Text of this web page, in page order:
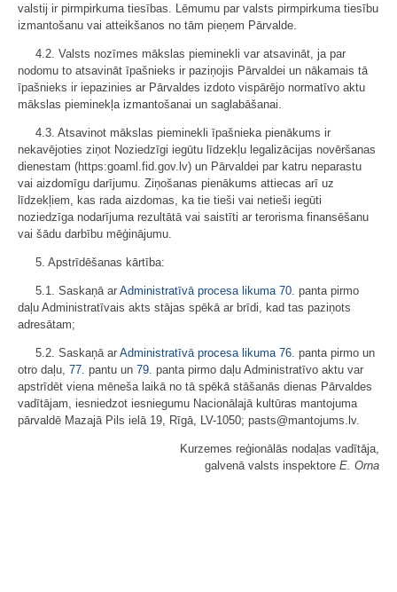
valstij ir pirmpirkuma tiesības. Lēmumu par valsts pirmpirkuma tiesību
izmantošanu vai atteikšanos no tām pieņem Pārvalde.
4.2. Valsts nozīmes mākslas pieminekli var atsavināt, ja par
nodomu to atsavināt īpašnieks ir paziņojis Pārvaldei un nākamais tā
īpašnieks ir iepazinies ar Pārvaldes izdoto vispārējo normatīvo aktu
mākslas pieminekļa izmantošanai un saglabāšanai.
4.3. Atsavinot mākslas pieminekli īpašnieka pienākums ir
nekavējoties ziņot Noziedzīgi iegūtu līdzekļu legalizācijas novēršanas
dienestam (https:goaml.fid.gov.lv) un Pārvaldei par katru neparastu
vai aizdomīgu darījumu. Ziņošanas pienākums attiecas arī uz
līdzekļiem, kas rada aizdomas, ka tie tieši vai netieši iegūti
noziedzīga nodarījuma rezultātā vai saistīti ar terorisma finansēšanu
vai šādu darbību mēģinājumu.
5. Apstrīdēšanas kārtība:
5.1. Saskaņā ar Administratīvā procesa likuma 70. panta pirmo
daļu Administratīvais akts stājas spēkā ar brīdi, kad tas paziņots
adresātam;
5.2. Saskaņā ar Administratīvā procesa likuma 76. panta pirmo un
otro daļu, 77. pantu un 79. panta pirmo daļu Administratīvo aktu var
apstrīdēt viena mēneša laikā no tā spēkā stāšanās dienas Pārvaldes
vadītājam, iesniedzot iesniegumu Nacionālajā kultūras mantojuma
pārvaldē Mazajā Pils ielā 19, Rīgā, LV-1050; pasts@mantojums.lv.
Kurzemes reģionālās nodaļas vadītāja,
galvenā valsts inspektore E. Orna